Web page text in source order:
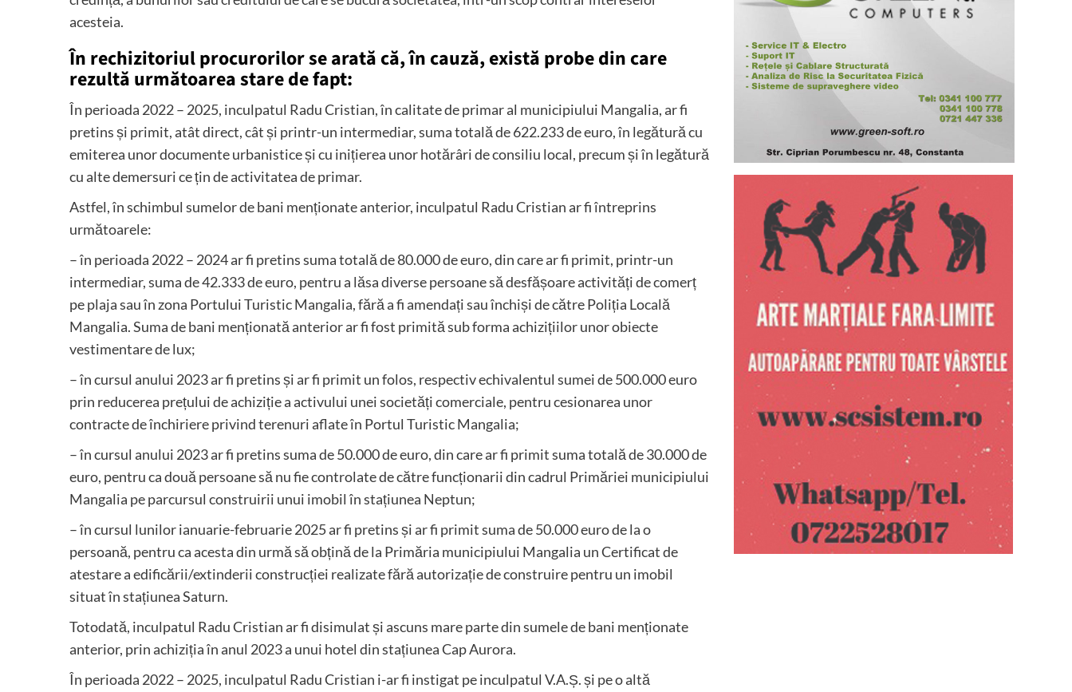
acesteia.
În rechizitoriul procurorilor se arată că, în cauză, există probe din care
rezultă următoarea stare de fapt:
În perioada 2022 – 2025, inculpatul Radu Cristian, în calitate de primar al municipiului Mangalia, ar fi
pretins și primit, atât direct, cât și printr-un intermediar, suma totală de 622.233 de euro, în legătură cu
emiterea unor documente urbanistice și cu inițierea unor hotărâri de consiliu local, precum și în legătură
cu alte demersuri ce țin de activitatea de primar.
Astfel, în schimbul sumelor de bani menționate anterior, inculpatul Radu Cristian ar fi întreprins
următoarele:
– în perioada 2022 – 2024 ar fi pretins suma totală de 80.000 de euro, din care ar fi primit, printr-un
intermediar, suma de 42.333 de euro, pentru a lăsa diverse persoane să desfășoare activități de comerț
pe plaja sau în zona Portului Turistic Mangalia, fără a fi amendați sau închiși de către Poliția Locală
Mangalia. Suma de bani menționată anterior ar fi fost primită sub forma achizițiilor unor obiecte
vestimentare de lux;
– în cursul anului 2023 ar fi pretins și ar fi primit un folos, respectiv echivalentul sumei de 500.000 euro
prin reducerea prețului de achiziție a activului unei societăți comerciale, pentru cesionarea unor
contracte de închiriere privind terenuri aflate în Portul Turistic Mangalia;
– în cursul anului 2023 ar fi pretins suma de 50.000 de euro, din care ar fi primit suma totală de 30.000 de
euro, pentru ca două persoane să nu fie controlate de către funcționarii din cadrul Primăriei municipiului
Mangalia pe parcursul construirii unui imobil în stațiunea Neptun;
– în cursul lunilor ianuarie-februarie 2025 ar fi pretins și ar fi primit suma de 50.000 euro de la o
persoană, pentru ca acesta din urmă să obțină de la Primăria municipiului Mangalia un Certificat de
atestare a edificării/extinderii construcției realizate fără autorizație de construire pentru un imobil
situat în stațiunea Saturn.
Totodată, inculpatul Radu Cristian ar fi disimulat și ascuns mare parte din sumele de bani menționate
anterior, prin achiziția în anul 2023 a unui hotel din stațiunea Cap Aurora.
În perioada 2022 – 2025, inculpatul Radu Cristian i-ar fi instigat pe inculpatul V.A.Ș. și pe o altă